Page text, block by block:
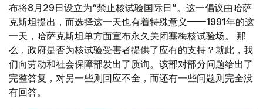
布将8月29日设立为“禁止核试验国际日”。这一倡议由哈萨
克斯坦提出，而选择这一天也有着特殊意义——1991年的这
一天，哈萨克斯坦单方面宣布永久关闭塞梅核试验场。 那
么，政府是否为核试验受害者提供了应有的支持？就此，我
们向劳动和社会保障部发出了质询。该部对部分问题给出了
完整答复，对另一些则回应不全，而还有一些问题则完全没
有回答。